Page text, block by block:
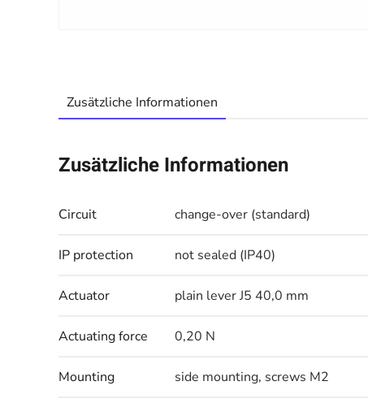
Zusätzliche Informationen
Zusätzliche Informationen
Circuit change-over (standard)
IP protection not sealed (IP40)
Actuator plain lever J5 40,0 mm
Actuating force 0,20 N
Mounting side mounting, screws M2